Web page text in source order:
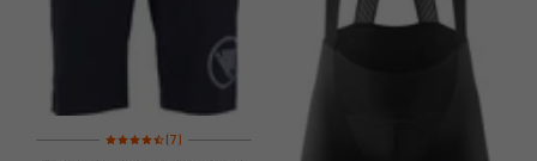
Bewertungen: 4,5 von 5 basierend auf 7 Bewertungen
(7)